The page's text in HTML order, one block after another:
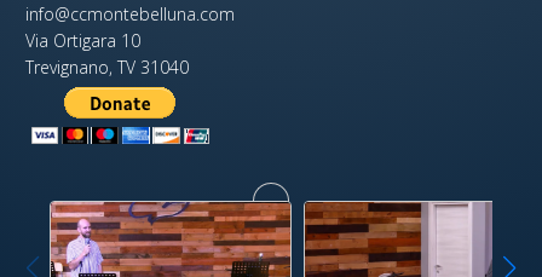
info@ccmontebelluna.com
Via Ortigara 10
Trevignano, TV 31040